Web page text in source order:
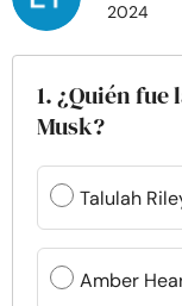
Familia
Ayuda
Cursos
Recursos
2024
1. ¿Quién fue
Musk?
Talulah
Amber